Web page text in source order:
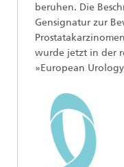
beruhen. Die
Gensignatur zur
wurde jetzt in der
»European